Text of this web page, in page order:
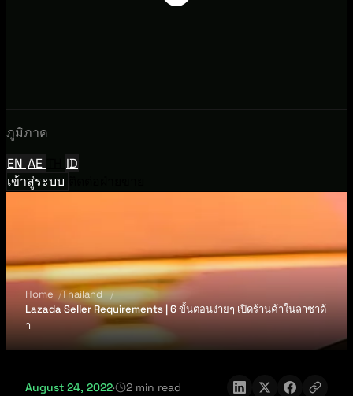
ภูมิภาค
EN AE
ID
เข้าสู่ระบบ
Home
Thailand
Lazada Seller Requirements | 6 ขั้นตอนง่ายๆ เปิดร้านค้าในลาซาด้
า
August 24, 2022· 2 min read